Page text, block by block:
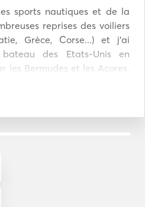
sports nautiques et de la
reprises des voiliers
Grèce, Corse...) et j'ai
des Etats-Unis en
les Bermudes et les Açores.
Marin en Martinique. Let's